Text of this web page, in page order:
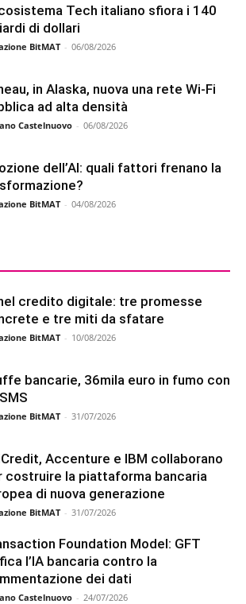
Tech italiano sfiora i 140
di dollari
BitMAT - 06/08/2026
in Alaska, nuova una rete Wi-Fi
ad alta densità
Castelnuovo - 06/08/2026
dell’AI: quali fattori frenano la
BitMAT - 04/08/2026
credito digitale: tre promesse
e tre miti da sfatare
BitMAT - 10/08/2026
bancarie, 36mila euro in fumo con
BitMAT - 31/07/2026
Accenture e IBM collaborano
costruire la piattaforma bancaria
di nuova generazione
BitMAT - 31/07/2026
Foundation Model: GFT
l’IA bancaria contro la
dei dati
Castelnuovo - 24/07/2026